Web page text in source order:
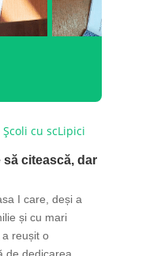
Școli cu scLipici
citească, dar
I care, deși a
și cu mari
reușit o